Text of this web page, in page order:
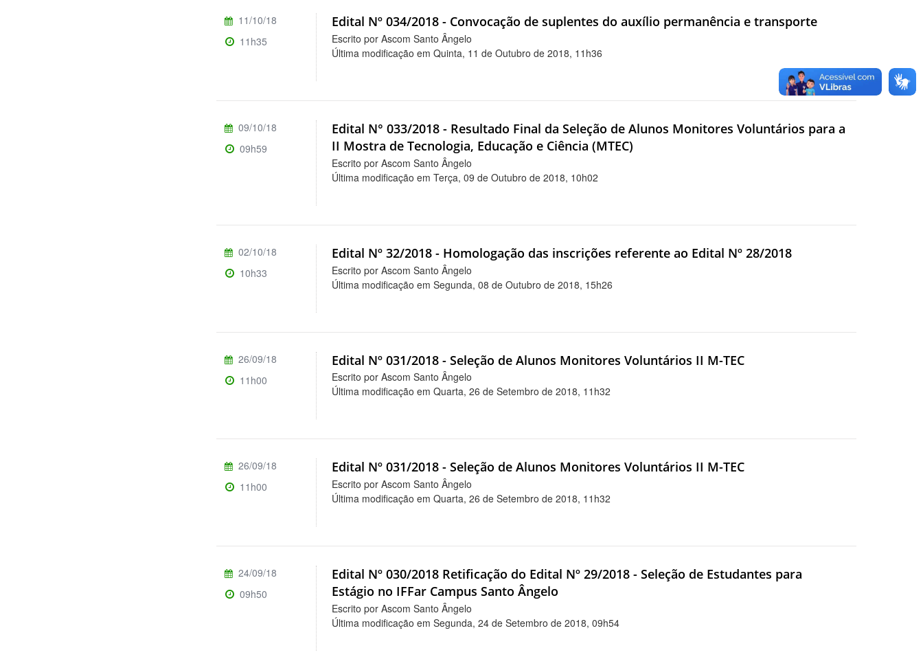
Edital Nº 034/2018 - Convocação de suplentes do auxílio permanência e transporte
Escrito por Ascom Santo Ângelo
Última modificação em Quinta, 11 de Outubro de 2018, 11h36
11/10/18
11h35
Edital N° 033/2018 - Resultado Final da Seleção de Alunos Monitores Voluntários para a
II Mostra de Tecnologia, Educação e Ciência (MTEC)
Escrito por Ascom Santo Ângelo
Última modificação em Terça, 09 de Outubro de 2018, 10h02
09/10/18
09h59
Edital Nº 32/2018 - Homologação das inscrições referente ao Edital Nº 28/2018
Escrito por Ascom Santo Ângelo
Última modificação em Segunda, 08 de Outubro de 2018, 15h26
02/10/18
10h33
Edital Nº 031/2018 - Seleção de Alunos Monitores Voluntários II M-TEC
Escrito por Ascom Santo Ângelo
Última modificação em Quarta, 26 de Setembro de 2018, 11h32
26/09/18
11h00
Edital Nº 031/2018 - Seleção de Alunos Monitores Voluntários II M-TEC
Escrito por Ascom Santo Ângelo
Última modificação em Quarta, 26 de Setembro de 2018, 11h32
26/09/18
11h00
Edital Nº 030/2018 Retificação do Edital Nº 29/2018 - Seleção de Estudantes para
Estágio no IFFar Campus Santo Ângelo
Escrito por Ascom Santo Ângelo
Última modificação em Segunda, 24 de Setembro de 2018, 09h54
24/09/18
09h50